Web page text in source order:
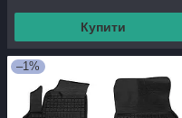
Купити
–1%